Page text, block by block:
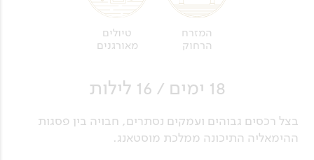
המזרח
הרחוק
טיולים
מאורגנים
18 ימים / 16 לילות
בצל רכסים גבוהים ועמקים נסתרים, חבויה בין פסגות
ההימאליה התיכונה ממלכת מוסטאנג.